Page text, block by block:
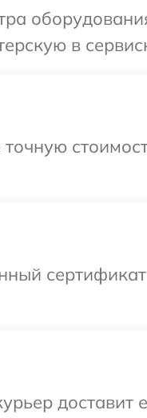
в
сертификат
доставит